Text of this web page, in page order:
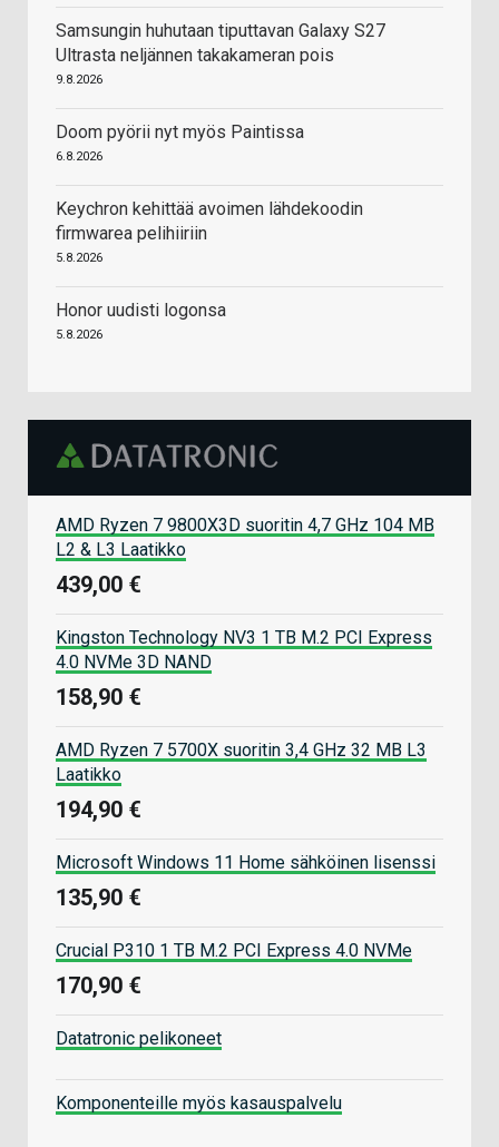
Samsungin huhutaan tiputtavan Galaxy S27
Ultrasta neljännen takakameran pois
9.8.2026
Doom pyörii nyt myös Paintissa
6.8.2026
Keychron kehittää avoimen lähdekoodin
firmwarea pelihiiriin
5.8.2026
Honor uudisti logonsa
5.8.2026
AMD Ryzen 7 9800X3D suoritin 4,7 GHz 104 MB
L2 & L3 Laatikko
439,00 €
Kingston Technology NV3 1 TB M.2 PCI Express
4.0 NVMe 3D NAND
158,90 €
AMD Ryzen 7 5700X suoritin 3,4 GHz 32 MB L3
Laatikko
194,90 €
Microsoft Windows 11 Home sähköinen lisenssi
135,90 €
Crucial P310 1 TB M.2 PCI Express 4.0 NVMe
170,90 €
Datatronic pelikoneet
Komponenteille myös kasauspalvelu